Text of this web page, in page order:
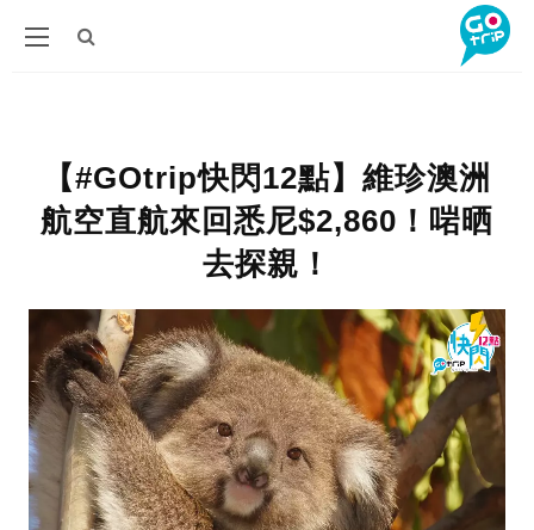
【#GOtrip快閃12點】維珍澳洲
航空直航來回悉尼$2,860！啱晒
去探親！